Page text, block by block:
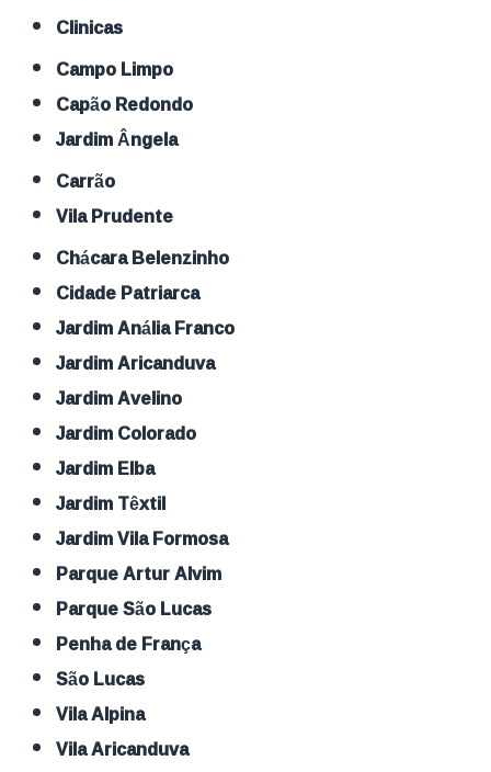
Clinicas
Campo Limpo
Capão Redondo
Jardim Ângela
Carrão
Vila Prudente
Chácara Belenzinho
Cidade Patriarca
Jardim Anália Franco
Jardim Aricanduva
Jardim Avelino
Jardim Colorado
Jardim Elba
Jardim Têxtil
Jardim Vila Formosa
Parque Artur Alvim
Parque São Lucas
Penha de França
São Lucas
Vila Alpina
Vila Aricanduva